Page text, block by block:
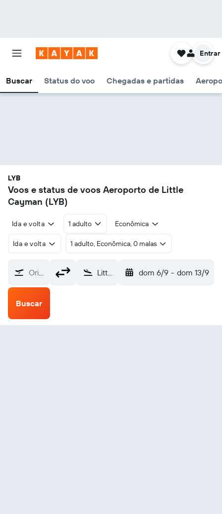
Buscar Status do voo Chegadas e partidas
Entrar
LYB
Voos e status de voos Aeroporto de Little
Cayman (LYB)
Ida e volta 1 adulto Econômica
Ida e volta 1 adulto, Econômica, 0 malas
Origem Little Cayman (LYB) dom 6/9 - dom 13/9
Buscar